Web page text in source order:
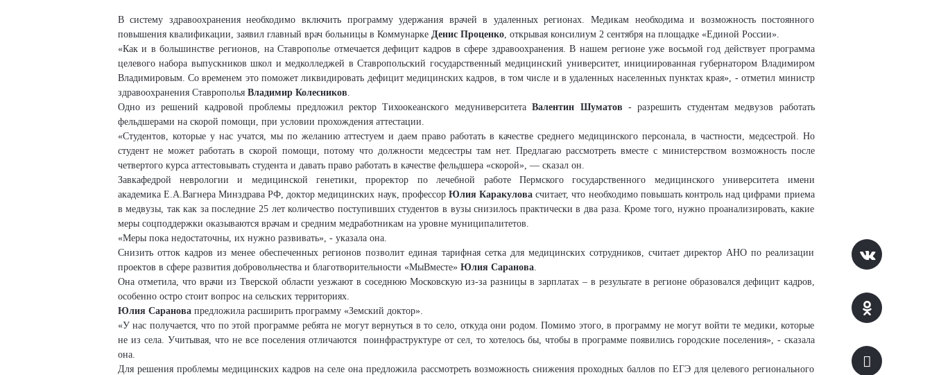
В систему здравоохранения необходимо включить программу удержания врачей в удаленных регионах. Медикам необходима и возможность постоянного
повышения квалификации, заявил главный врач больницы в Коммунарке Денис Проценко, открывая консилиум 2 сентября на площадке «Единой России».
«Как и в большинстве регионов, на Ставрополье отмечается дефицит кадров в сфере здравоохранения.В нашем регионе уже восьмой год действует программа
целевого набора выпускников школ и медколледжей в Ставропольский государственный медицинский университет, инициированная губернатором Владимиром
Владимировым. Со временем это поможетликвидировать дефицит медицинских кадров, в том числе ив удаленных населенных пунктах края», - отметил министр
здравоохранения Ставрополья Владимир Колесников.
Одно из решений кадровой проблемы предложил ректор Тихоокеанского медуниверситетаВалентин Шуматов - разрешить студентам медвузов работать
фельдшерами на скорой помощи, при условии прохождения аттестации.
«Студентов, которые у нас учатся, мы по желанию аттестуем и даем право работать в качестве среднего медицинского персонала, в частности, медсестрой. Но
студент не может работать в скорой помощи, потому что должности медсестры там нет.Предлагаю рассмотреть вместе с министерством возможность после
четвертого курса аттестовывать студента и давать право работать в качестве фельдшера «скорой», — сказал он.
Завкафедрой неврологии и медицинской генетики, проректор по лечебной работе Пермского государственного медицинского университета имени
академика Е.А.ВагнераМинздрава РФ, доктор медицинских наук, профессор ЮлияКаракулова считает, что необходимо повышать контроль над цифрами приема
в медвузы, так как за последние 25 лет количество поступивших студентов в вузы снизилось практически в два раза. Кроме того, нужно проанализировать, какие
меры соцподдержки оказываются врачам и средним медработникам на уровне муниципалитетов.
«Меры пока недостаточны, их нужно развивать», - указала она.
Снизить отток кадров из менее обеспеченных регионов позволит единая тарифная сетка для медицинских сотрудников, считает директор АНО по реализации
проектов в сфере развития добровольчества и благотворительности «МыВместе» Юлия Саранова.
Она отметила, что врачи из Тверской области уезжают в соседнюю Московскую из-за разницы в зарплатах – в результате в регионе образовался дефицит кадров,
особенно остро стоит вопрос на сельских территориях.
Юлия Сарановапредложила расширить программу «Земский доктор».
«У нас получается, что по этой программе ребята не могут вернуться в то село, откуда они родом. Помимо этого, в программу не могут войти те медики, которые
не из села. Учитывая, что не все поселения отличаются поинфраструктуре от сел, то хотелось бы, чтобы в программе появились городские поселения», - сказала
она.
Для решения проблемы медицинских кадров на селе она предложила рассмотреть возможность снижения проходных баллов по ЕГЭ для целевого регионального